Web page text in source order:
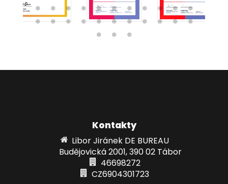
Kontakty
Libor Jiránek DE BUREAU
Budějovická 2001, 390 02 Tábor
46698272
CZ6904301723